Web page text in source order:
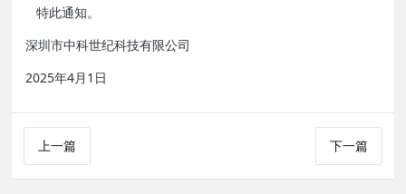
特此通知。
深圳市中科世纪科技有限公司
2025年4月1日
上一篇 下一篇